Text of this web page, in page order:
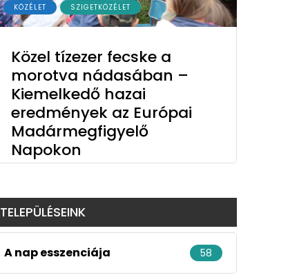
KÖZÉLET SZIGETKÖZÉLET
Közel tízezer fecske a
morotva nádasában –
Kiemelkedő hazai
eredmények az Európai
Madármegfigyelő
Napokon
TELEPÜLÉSEINK
A nap esszenciája 58